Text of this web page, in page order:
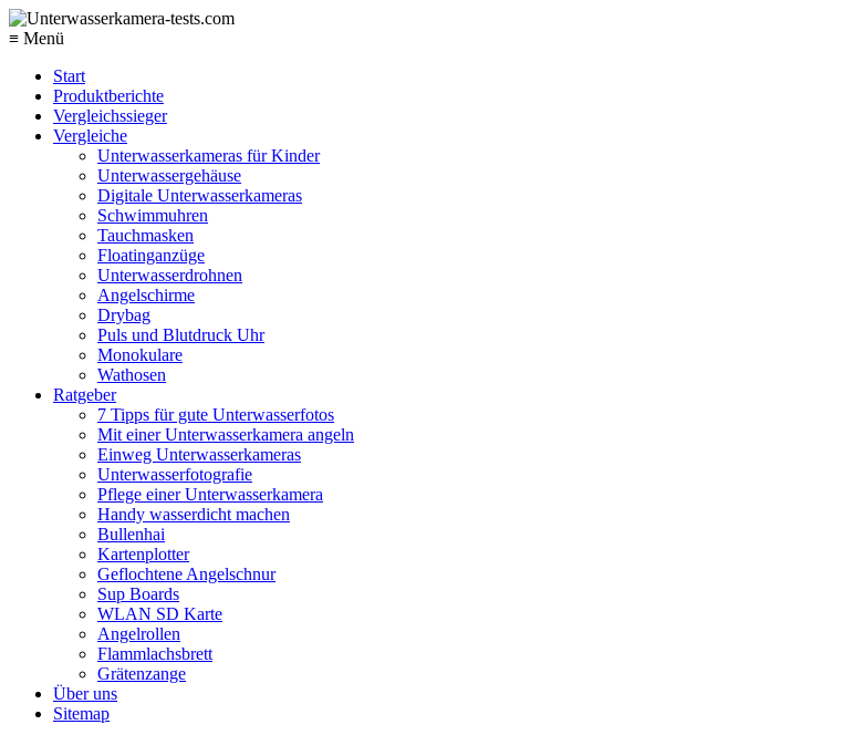
≡ Menü
Start
Produktberichte
Vergleichssieger
Vergleiche
Unterwasserkameras für Kinder
Unterwassergehäuse
Digitale Unterwasserkameras
Schwimmuhren
Tauchmasken
Floatinganzüge
Unterwasserdrohnen
Angelschirme
Drybag
Puls und Blutdruck Uhr
Monokulare
Wathosen
Ratgeber
7 Tipps für gute Unterwasserfotos
Mit einer Unterwasserkamera angeln
Einweg Unterwasserkameras
Unterwasserfotografie
Pflege einer Unterwasserkamera
Handy wasserdicht machen
Bullenhai
Kartenplotter
Geflochtene Angelschnur
Sup Boards
WLAN SD Karte
Angelrollen
Flammlachsbrett
Grätenzange
Über uns
Sitemap